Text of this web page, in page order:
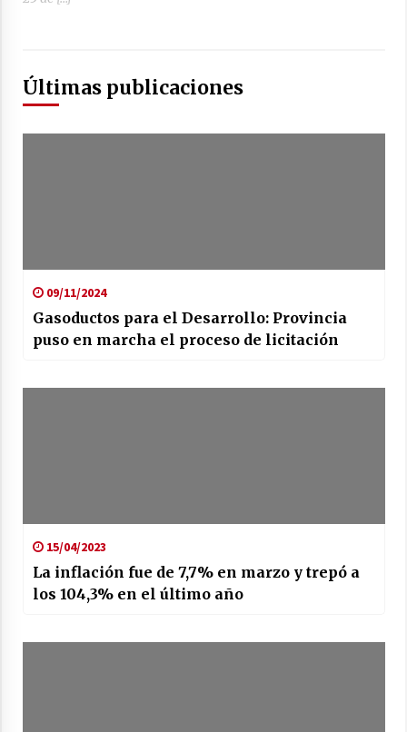
Últimas publicaciones
09/11/2024
Gasoductos para el Desarrollo: Provincia
puso en marcha el proceso de licitación
15/04/2023
La inflación fue de 7,7% en marzo y trepó a
los 104,3% en el último año